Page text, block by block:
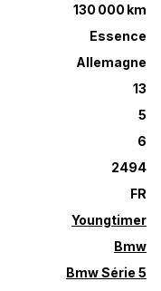
130 000 km
Essence
Allemagne
13
5
6
2494
FR
Youngtimer
Bmw
Bmw Série 5